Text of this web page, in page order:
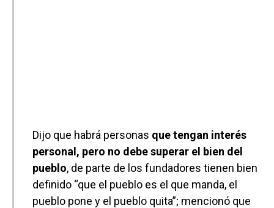
Dijo que habrá personas que tengan interés
personal, pero no debe superar el bien del
pueblo, de parte de los fundadores tienen bien
definido “que el pueblo es el que manda, el
pueblo pone y el pueblo quita”; mencionó que